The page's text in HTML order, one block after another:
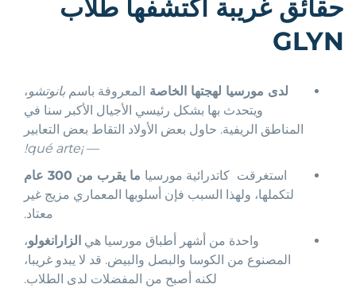
حقائق غريبة اكتشفها طلاب
GLYN
لدى مورسيا لهجتها الخاصة المعروفة باسم بانوتشو،
ويتحدث بها بشكل رئيسي الأجيال الأكبر سنا في
المناطق الريفية. حاول بعض الأولاد التقاط بعض التعابير
—
¡qué arte!
استغرقت كاتدرائية مورسياما يقرب من 300 عام
لتكملها، ولهذا السبب فإن أسلوبها المعماري مزيج غير
معتاد.
واحدة من أشهر أطباق مورسيا هي الزارانغولو،
المصنوع من الكوسا والبصل والبيض. قد لا يبدو غريبا،
لكنه أصبح من المفضلات لدى الطلاب.